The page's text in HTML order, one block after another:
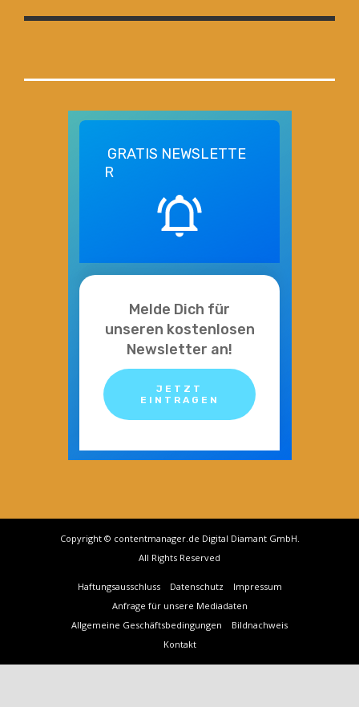
GRATIS NEWSLETTE
R
Melde Dich für
unseren kostenlosen
Newsletter an!
JETZT
EINTRAGEN
Copyright © contentmanager.de Digital Diamant GmbH.
All Rights Reserved
Haftungsausschluss Datenschutz
Impressum
Anfrage für unsere Mediadaten
Allgemeine Geschäftsbedingungen
Bildnachweis
Kontakt